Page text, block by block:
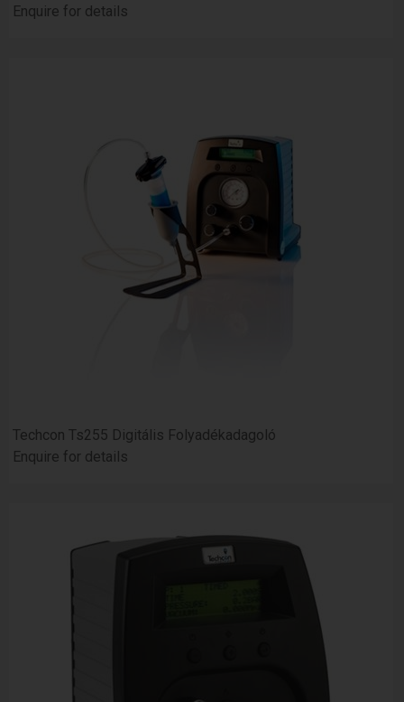
Enquire for details
Techcon Ts255 Digitális Folyadékadagoló
Enquire for details